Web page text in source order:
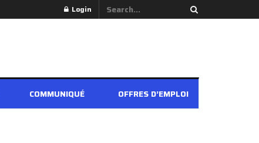
Login
COMMUNIQUÉ OFFRES D’EMPLOI